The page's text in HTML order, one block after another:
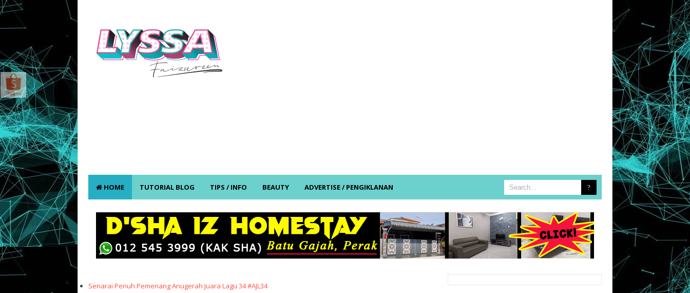
HOME TUTORIAL BLOG TIPS / INFO BEAUTY ADVERTISE / PENGIKLANAN
Senarai Penuh Pemenang Anugerah Juara Lagu 34 #AJL34